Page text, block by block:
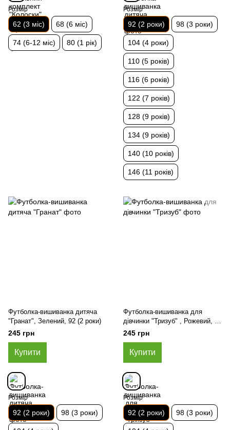
Розмір
62 (3 міс) 68 (6 міс)
74 (6-12 міс) 80 (1 рік)
Розмір
92 (2 роки) 98 (3 роки)
104 (4 роки)
110 (5 років)
116 (6 років)
122 (7 років)
128 (9 років)
134 (9 років)
140 (10 років)
146 (11 років)
Футболка-вишиванка дитяча
"Гранат", Зелений, 92 (2 роки)
245 грн
Купити
Розмір
92 (2 роки) 98 (3 роки)
Футболка-вишиванка для
дівчинки "Тризуб" , Рожевий, 92
(2 роки)
245 грн
Купити
Розмір
92 (2 роки) 98 (3 роки)